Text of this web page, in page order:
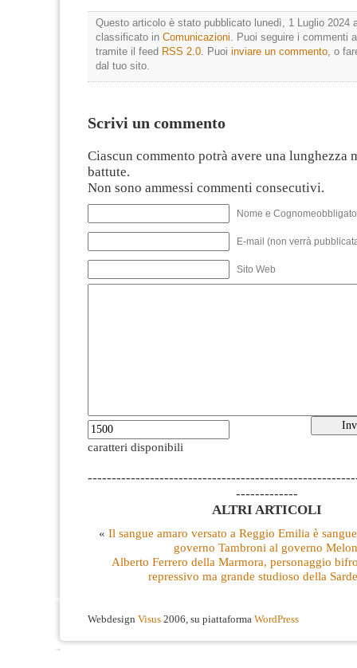
Questo articolo è stato pubblicato lunedì, 1 Luglio 2024
classificato in Comunicazioni. Puoi seguire i commenti
tramite il feed RSS 2.0. Puoi inviare un commento, o
dal tuo sito.
Scrivi un commento
Ciascun commento potrà avere una lunghezza
battute.
Non sono ammessi commenti consecutivi.
Nome e
E-mail (non verrà
Sito Web
caratteri disponibili
-------------
ALTRI ARTICOLI
« Il sangue amaro versato a Reggio Emilia è
governo Tambroni al governo
Alberto Ferrero della Marmora, personaggio
repressivo ma grande studioso della
Webdesign Visus 2006, su piattaforma WordPress